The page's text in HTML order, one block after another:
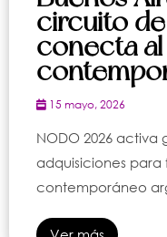
circuito
conecta
15 mayo, 2026
NODO 2026 activa
adquisiciones
contemporáneo